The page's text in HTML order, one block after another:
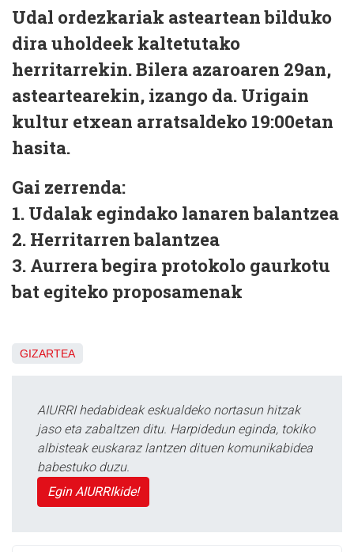
Udal ordezkariak asteartean bilduko
dira uholdeek kaltetutako
herritarrekin. Bilera azaroaren 29an,
asteartearekin, izango da. Urigain
kultur etxean arratsaldeko 19:00etan
hasita.
Gai zerrenda:
1. Udalak egindako lanaren balantzea
2. Herritarren balantzea
3. Aurrera begira protokolo gaurkotu
bat egiteko proposamenak
GIZARTEA
AIURRI hedabideak eskualdeko nortasun hitzak
jaso eta zabaltzen ditu. Harpidedun eginda, tokiko
albisteak euskaraz lantzen dituen komunikabidea
babestuko duzu.
Egin AIURRIkide!